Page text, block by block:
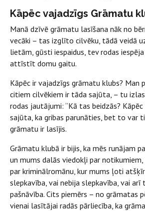
Kāpēc vajadzīgs Grāmatu
Manā dzīvē grāmatu lasīšana nāk no
vecāki – tas izglīto cilvēku, tādā veidā
lietām, gūsti iespaidus, tev rodas
attīstīt domu gaitu.
Kāpēc ir vajadzīgs grāmatu klubs? Man
citiem cilvēkiem ir tāda sajūta, – tu
rodas jautājumi: “Kā tas beidzās?
sajūta, ka gribas parunāties, bet to var
grāmatu ir lasījis.
Grāmatu klubā ir bijis, ka mēs runājam
un mums dalās viedokļi par notikumiem,
par kriminālromānu, kur mums ļoti
slepkavība, vai nebija slepkavība, vai arī
pašnāvība. Cits piemērs – no grāmatas
vienai lasītājai radās pārliecība, ka